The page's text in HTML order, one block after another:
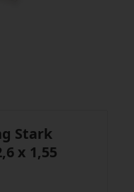
Stark
x 1,55